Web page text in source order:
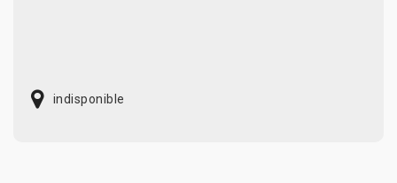
indisponible